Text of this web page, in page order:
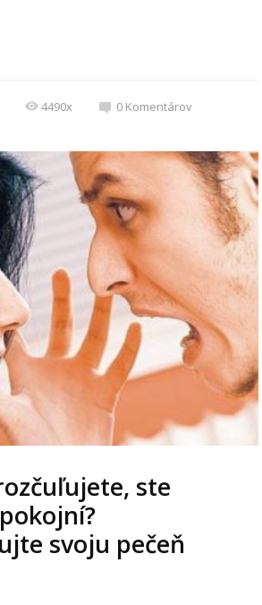
4490x 0 Komentárov
ste
svoju pečeň